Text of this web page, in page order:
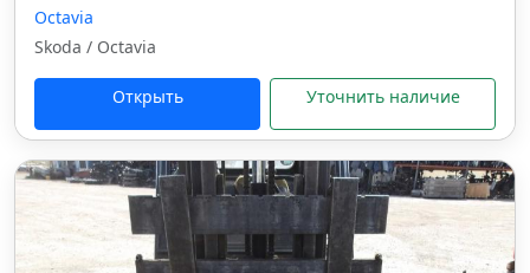
Octavia
Skoda / Octavia
Открыть Уточнить наличие